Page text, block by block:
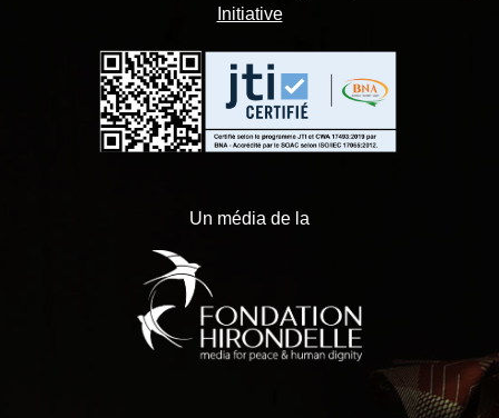
Initiative
Un média de la